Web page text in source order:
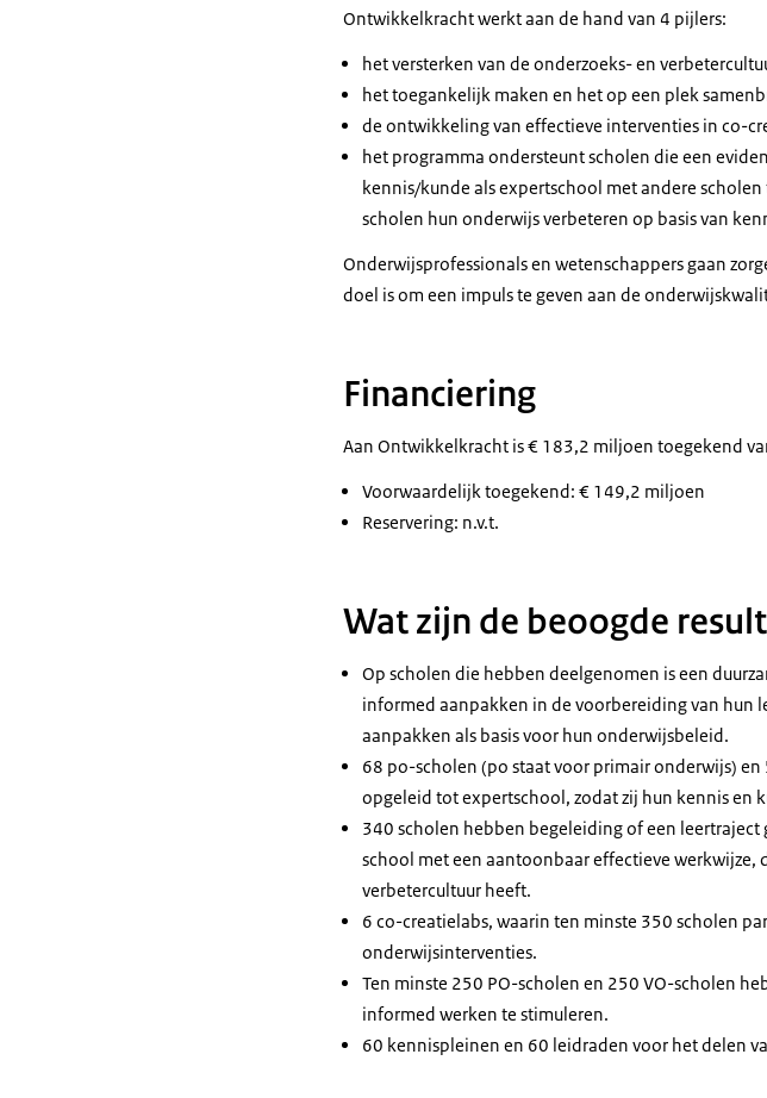
Ontwikkelkracht werkt aan de hand van 4 pijlers:
het versterken van de onderzoeks- en
het toegankelijk maken en het op een plek
de ontwikkeling van effectieve interventies in co-
het programma ondersteunt scholen die een
kennis/kunde als expertschool met andere
scholen hun onderwijs verbeteren op basis van
Onderwijsprofessionals en wetenschappers gaan
doel is om een impuls te geven aan de
Financiering
Aan Ontwikkelkracht is € 183,2 miljoen toegekend
Voorwaardelijk toegekend: € 149,2 miljoen
Reservering: n.v.t.
Wat zijn de beoogde
Op scholen die hebben deelgenomen is een
informed aanpakken in de voorbereiding van hun
aanpakken als basis voor hun onderwijsbeleid.
68 po-scholen (po staat voor primair onderwijs)
opgeleid tot expertschool, zodat zij hun kennis en
340 scholen hebben begeleiding of een leertraject
school met een aantoonbaar effectieve
verbetercultuur heeft.
6 co-creatielabs, waarin ten minste 350 scholen
onderwijsinterventies.
Ten minste 250 PO-scholen en 250 VO-scholen
informed werken te stimuleren.
60 kennispleinen en 60 leidraden voor het delen